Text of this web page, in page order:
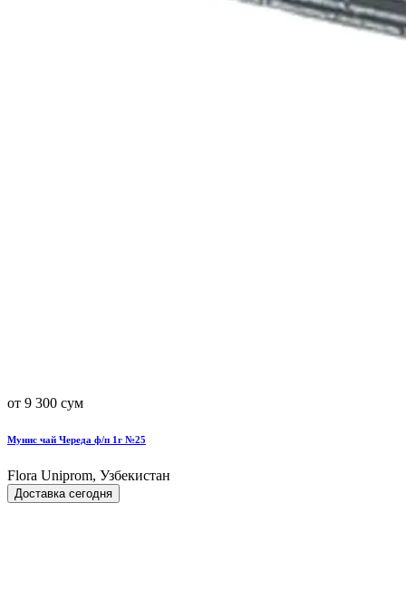
от 9 300 сум
Мунис чай Череда ф/п 1г №25
Flora Uniprom, Узбекистан
Доставка сегодня